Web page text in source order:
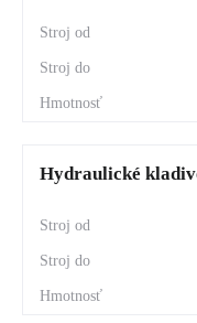
Hydraulické